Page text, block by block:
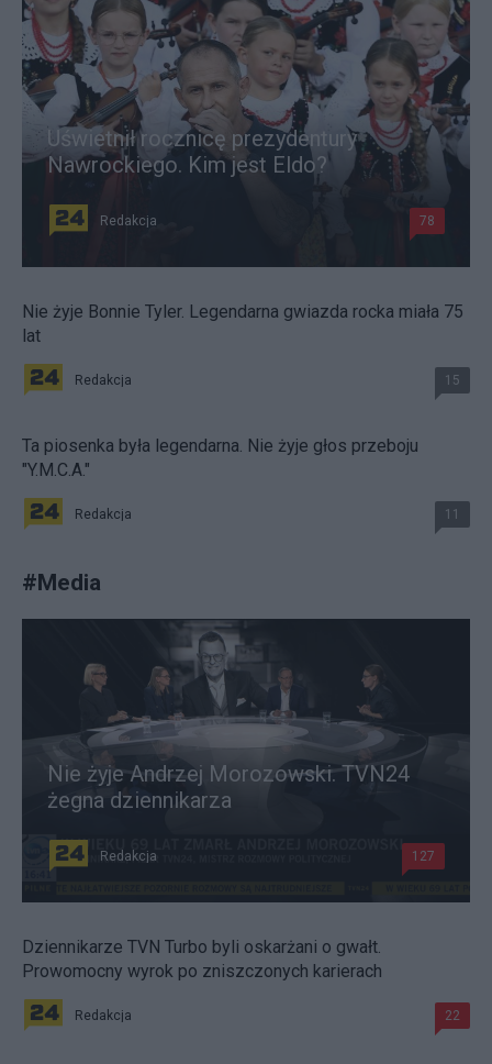
Uświetnił rocznicę prezydentury
Nawrockiego. Kim jest Eldo?
Redakcja 78
Nie żyje Bonnie Tyler. Legendarna gwiazda rocka miała 75
lat
Redakcja 15
Ta piosenka była legendarna. Nie żyje głos przeboju
"Y.M.C.A."
Redakcja 11
#Media
Nie żyje Andrzej Morozowski. TVN24
żegna dziennikarza
Redakcja 127
Dziennikarze TVN Turbo byli oskarżani o gwałt.
Prowomocny wyrok po zniszczonych karierach
Redakcja 22